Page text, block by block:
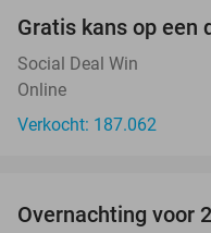
Gratis kans op een
Social Deal Win
Online
Verkocht: 187.062
Overnachting voor